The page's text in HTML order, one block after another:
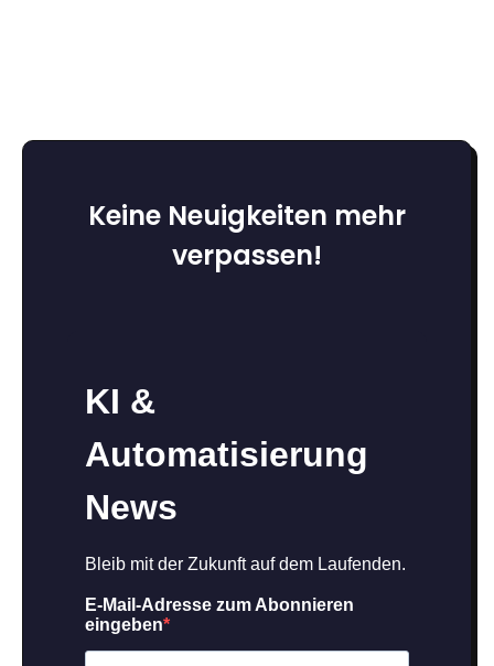
Keine Neuigkeiten mehr
verpassen!